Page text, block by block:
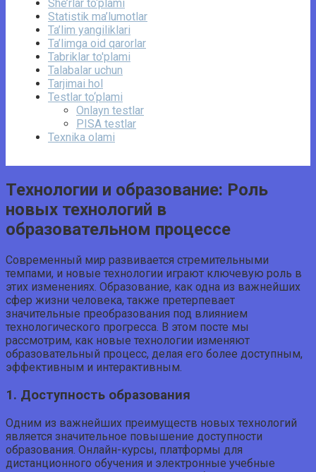
She’rlar to‘plami
Statistik ma’lumotlar
Ta’lim yangiliklari
Ta’limga oid qarorlar
Tabriklar to'plami
Talabalar uchun
Tarjimai hol
Testlar to‘plami
Onlayn testlar
PISA testlar
Texnika olami
Технологии и образование: Роль
новых технологий в
образовательном процессе
Современный мир развивается стремительными
темпами, и новые технологии играют ключевую роль в
этих изменениях. Образование, как одна из важнейших
сфер жизни человека, также претерпевает
значительные преобразования под влиянием
технологического прогресса. В этом посте мы
рассмотрим, как новые технологии изменяют
образовательный процесс, делая его более доступным,
эффективным и интерактивным.
1. Доступность образования
Одним из важнейших преимуществ новых технологий
является значительное повышение доступности
образования. Онлайн-курсы, платформы для
дистанционного обучения и электронные учебные